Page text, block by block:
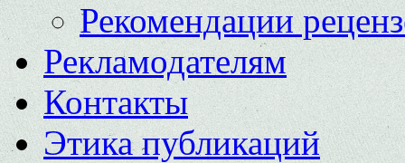
Рекомендации
Рекламодателям
Контакты
Этика публикаций